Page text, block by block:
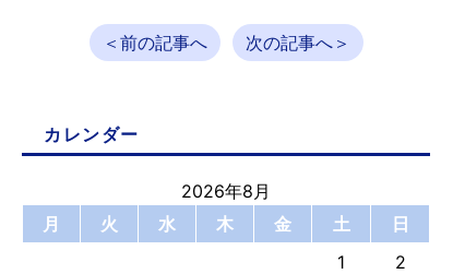
＜前の記事へ 次の記事へ＞
カレンダー
2026年8月
月
火 水 木 金 土
日
1
2